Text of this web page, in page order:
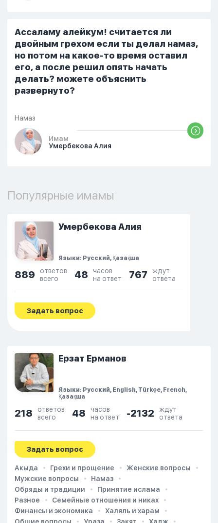
проснулся и спросил, что случилось. И
я рассказала о своих проблемах. Затем
я сказала ему:...
Ассаламу алейкум! считается ли
двойным грехом если ты делал намаз,
но потом на какое-то время оставил
его, а после решил опять начать
делать? можете объяснить
развернуто?
Намаз
Имам
Умербекова Алия
Популярные имамы
Умербекова Алия
Языки: Русский, Қазақша
889
ответов
всего
48
часов
на ответ
767
ждут
ответа
Задать вопрос
Ерзат Ерманов
Языки: Русский, English, Türkçe, French,
Қазақша
218
ответов
всего
48
часов
на ответ
-2132
ждут
ответа
Задать вопрос
Акыда Грехи и прощение
Женские вопросы
Мужские вопросы
Намаз
Обряды и традиции
Принятие ислама
Разное
Семейные отношения и никах
Финансы и экономика
Халяль и харам